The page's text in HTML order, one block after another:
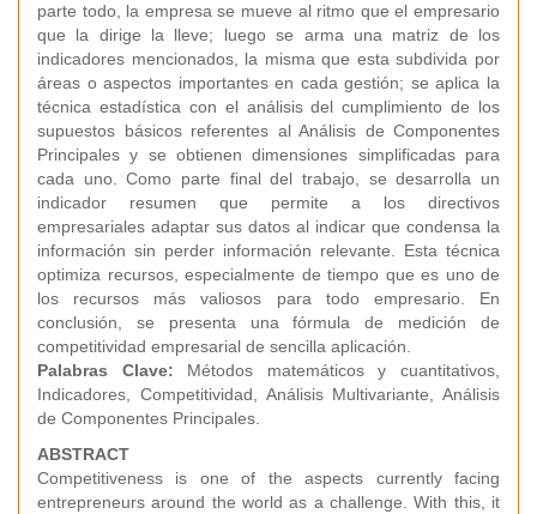
parte todo, la empresa se mueve al ritmo que el empresario
que la dirige la lleve; luego se arma una matriz de los
indicadores mencionados, la misma que esta subdivida por
áreas o aspectos importantes en cada gestión; se aplica la
técnica estadística con el análisis del cumplimiento de los
supuestos básicos referentes al Análisis de Componentes
Principales y se obtienen dimensiones simplificadas para
cada uno. Como parte final del trabajo, se desarrolla un
indicador resumen que permite a los directivos
empresariales adaptar sus datos al indicar que condensa la
información sin perder información relevante. Esta técnica
optimiza recursos, especialmente de tiempo que es uno de
los recursos más valiosos para todo empresario. En
conclusión, se presenta una fórmula de medición de
competitividad empresarial de sencilla aplicación.
Palabras Clave: Métodos matemáticos y cuantitativos,
Indicadores, Competitividad, Análisis Multivariante, Análisis
de Componentes Principales.
ABSTRACT
Competitiveness is one of the aspects currently facing
entrepreneurs around the world as a challenge. With this, it